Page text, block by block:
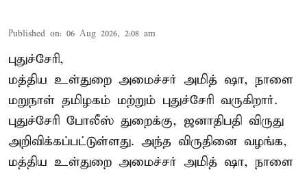
Published on: 06 Aug 2026, 2:08 am
புதுச்சேரி,
மத்திய உள்துறை அமைச்சர் அமித் ஷா, நாளை
மறுநாள் தமிழகம் மற்றும் புதுச்சேரி வருகிறார்.
புதுச்சேரி போலீஸ் துறைக்கு, ஜனாதிபதி விருது
அறிவிக்கப்பட்டுள்ளது. அந்த விருதினை வழங்க,
மத்திய உள்துறை அமைச்சர் அமித் ஷா, நாளை